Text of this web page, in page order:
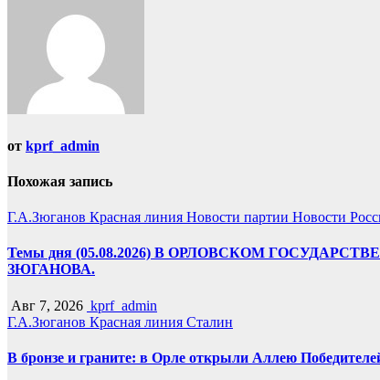
от kprf_admin
Похожая запись
Г.А.Зюганов Красная линия Новости партии Новости
Темы дня (05.08.2026) В ОРЛОВСКОМ
ЗЮГАНОВА.
Авг 7, 2026 kprf_admin
Г.А.Зюганов Красная линия Сталин
В бронзе и граните: в Орле открыли Аллею